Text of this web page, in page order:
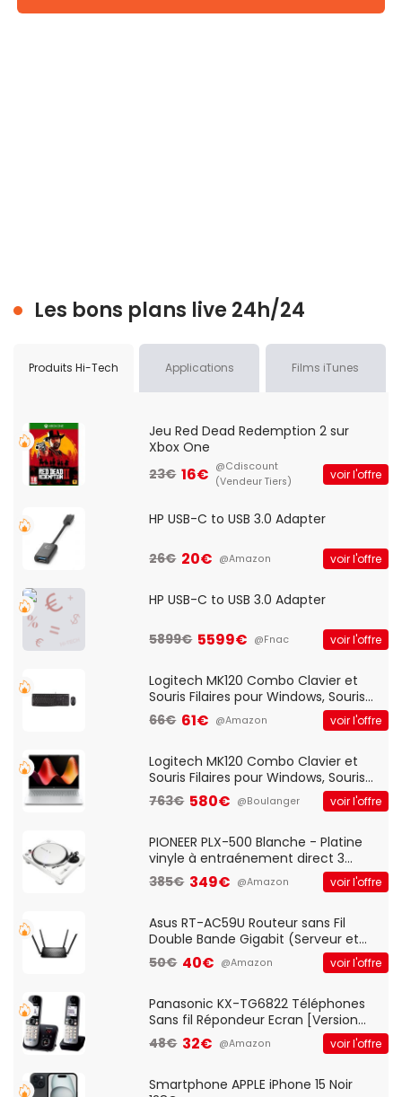
Les bons plans live 24h/24
Produits Hi-Tech Applications Films iTunes
Jeu Red Dead Redemption 2 sur
Xbox One
23€ 16€ @Cdiscount
(Vendeur Tiers)
voir l'offre
HP USB-C to USB 3.0 Adapter
26€ 20€ @Amazon voir l'offre
HP USB-C to USB 3.0 Adapter
5899€ 5599€ @Fnac voir l'offre
Logitech MK120 Combo Clavier et
Souris Filaires pour Windows, Souris
Optique Filaire, Connexion USB Plug
And Play, Confortable, Taille
QWERTY UK - Noir
66€ 61€ @Amazon voir l'offre
Logitech MK120 Combo Clavier et
Souris Filaires pour Windows, Souris
Optique Filaire, Connexion USB Plug
And Play, Confortable, Taille
QWERTY UK - Noir
763€ 580€ @Boulanger voir l'offre
PIONEER PLX-500 Blanche - Platine
vinyle à entraénement direct 3
vitesses (33-45-78 trs/min) avec
pre-ampli intégré et port USB
385€ 349€ @Amazon voir l'offre
Asus RT-AC59U Routeur sans Fil
Double Bande Gigabit (Serveur et
Client VPN, Triple Vlan, Mode Point
d'accès et Bridge, contrôle Parental,
50€ 40€ @Amazon voir l'offre
Panasonic KX-TG6822 Téléphones
Sans fil Répondeur Ecran [Version
Française]
48€ 32€ @Amazon voir l'offre
Smartphone APPLE iPhone 15 Noir